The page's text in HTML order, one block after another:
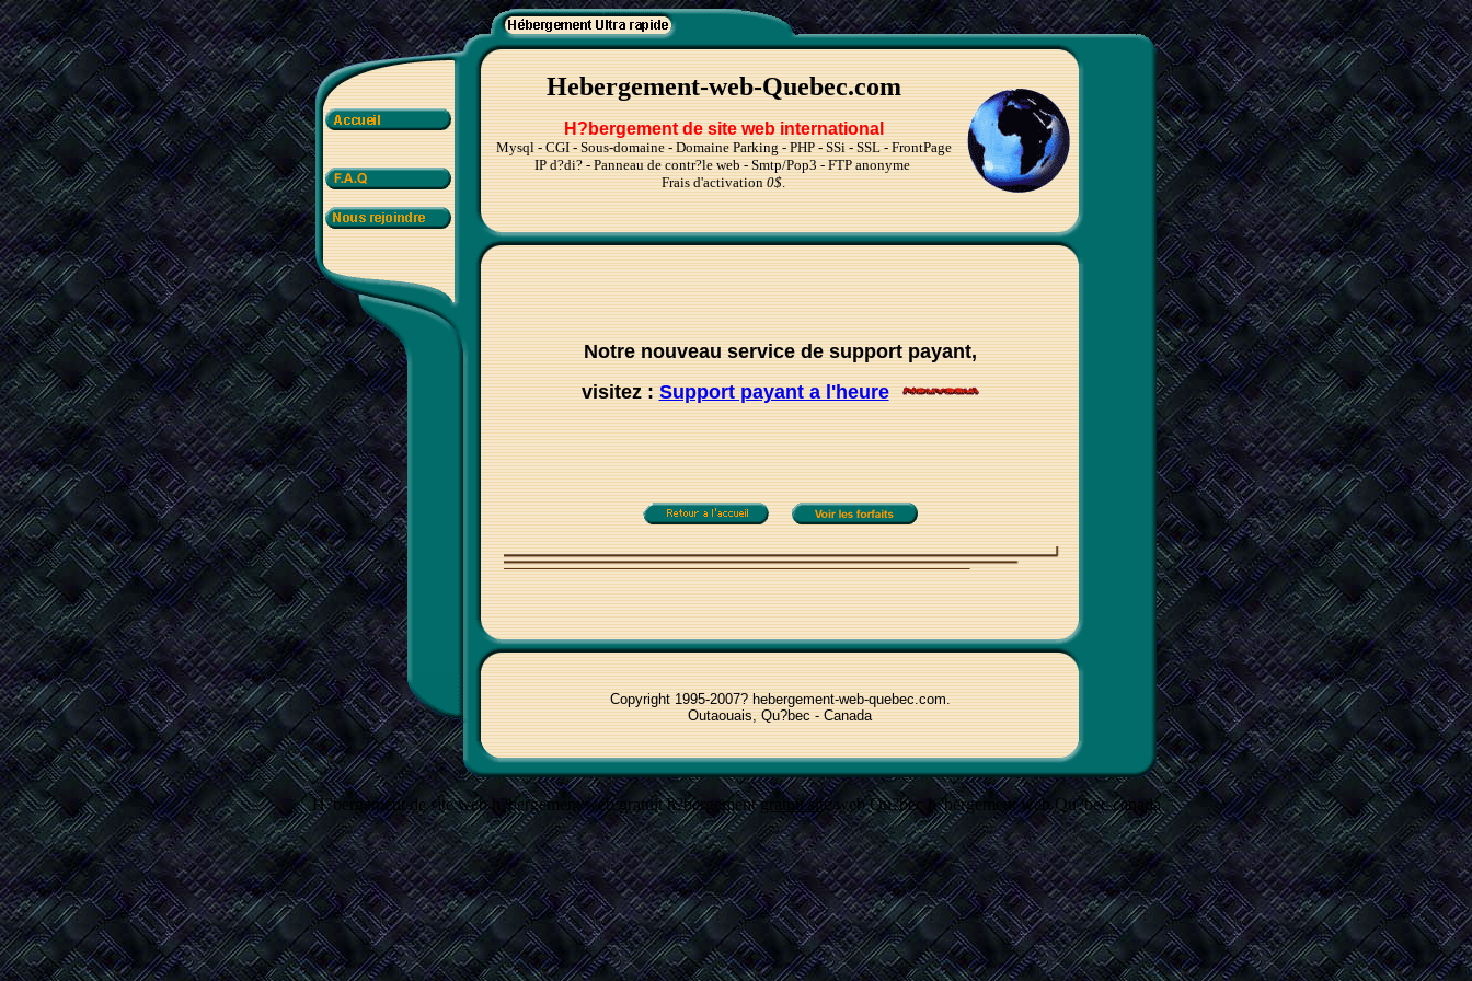
Hebergement-web-Quebec.com
H?bergement de site web international
Mysql - CGI - Sous-domaine - Domaine Parking - PHP - SSi - SSL - FrontPage
IP d?di? - Panneau de contr?le web - Smtp/Pop3 - FTP anonyme
Frais d'activation0$.
Notre nouveau service de support payant,
visitez :Support payant a l'heure
Copyright 1995-2007? hebergement-web-quebec.com.
Outaouais, Qu?bec - Canada
H?bergement de site web h?bergement web gratuit h?bergementgratuit site web Qu?bec h?bergement web Qu?bec canada